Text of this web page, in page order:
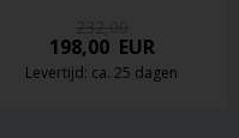
198,00EUR
Levertijd: ca. 25 dagen